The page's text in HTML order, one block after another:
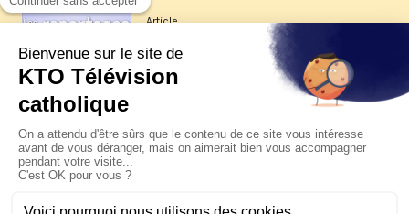
Article
Les reportages d'été 2026 de KTO
La visite pastorale du pape Léon
XIV à Assise à suivre sur KTO le
jeudi 6 août